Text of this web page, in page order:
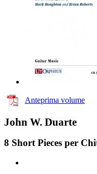
Anteprima volume
John W. Duarte
8 Short Pieces per